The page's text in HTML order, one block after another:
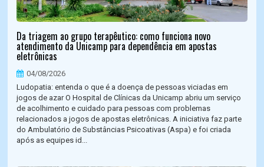
Da triagem ao grupo terapêutico: como funciona novo
atendimento da Unicamp para dependência em apostas
eletrônicas
04/08/2026
Ludopatia: entenda o que é a doença de pessoas viciadas em
jogos de azar O Hospital de Clínicas da Unicamp abriu um serviço
de acolhimento e cuidado para pessoas com problemas
relacionados a jogos de apostas eletrônicas. A iniciativa faz parte
do Ambulatório de Substâncias Psicoativas (Aspa) e foi criada
após as equipes id...